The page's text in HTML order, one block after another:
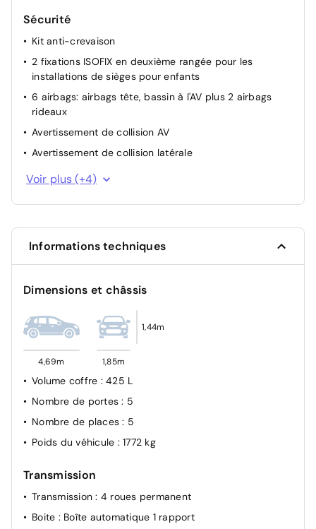
Sécurité
Kit anti-crevaison
2 fixations ISOFIX en deuxième rangée pour les
installations de sièges pour enfants
6 airbags: airbags tête, bassin à l'AV plus 2 airbags
rideaux
Avertissement de collision AV
Avertissement de collision latérale
Système d'alarme antivol
traction
Système de surveillance de pression des pneus
Voir plus (+4)
Informations techniques
Dimensions et châssis
4,69m 1,85m
1,44m
Volume coffre : 425 L
Nombre de portes: 5
Nombre de places: 5
Poids du véhicule : 1772 kg
Transmission
Transmission: 4 roues permanent
Boite : Boîte automatique 1 rapport